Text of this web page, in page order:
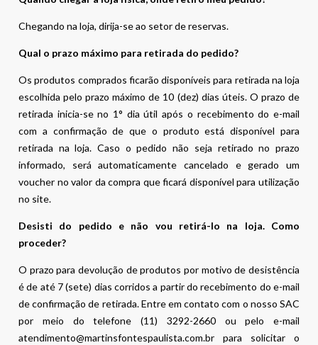
Chegando na loja, dirija-se ao setor de reservas.
Qual o prazo máximo para retirada do pedido?
Os produtos comprados ficarão disponíveis para retirada na loja
escolhida pelo prazo máximo de 10 (dez) dias úteis. O prazo de
retirada inicia-se no 1° dia útil após o recebimento do e-mail
com a confirmação de que o produto está disponível para
retirada na loja. Caso o pedido não seja retirado no prazo
informado, será automaticamente cancelado e gerado um
voucher no valor da compra que ficará disponível para utilização
no site.
Desisti do pedido e não vou retirá-lo na loja. Como
proceder?
O prazo para devolução de produtos por motivo de desistência
é de até 7 (sete) dias corridos a partir do recebimento do e-mail
de confirmação de retirada. Entre em contato com o nosso SAC
por meio do telefone (11) 3292-2660 ou pelo e-mail
atendimento@martinsfontespaulista.com.br para solicitar o